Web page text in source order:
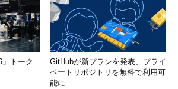
トーク
GitHubが新プランを発表、プライ
ベートリポジトリを無料で利用可
能に